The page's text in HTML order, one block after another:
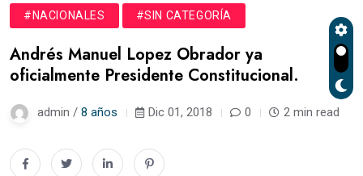
#NACIONALES #SIN CATEGORÍA
Andrés Manuel Lopez Obrador ya
oficialmente Presidente Constitucional.
admin / 8 años Dic 01, 2018 0 2 min read